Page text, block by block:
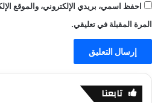
ا
ي
ي
ل
ا
ي
ف
احفظ اسمي، بريدي الإلكتروني، والموقع
المرة المقبلة في تعليقي.
تابعنا